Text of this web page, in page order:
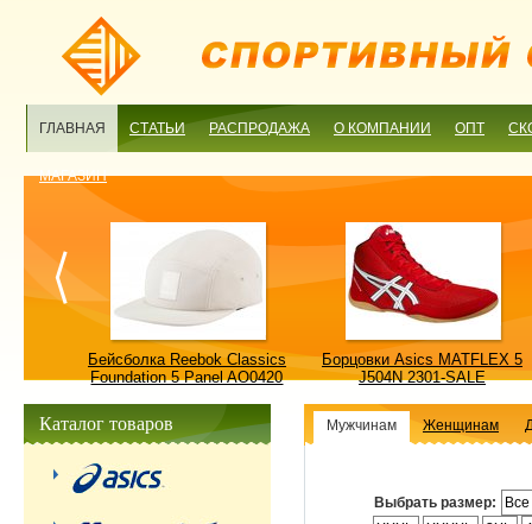
ГЛАВНАЯ СТАТЬИ РАСПРОДАЖА О КОМПАНИИ ОПТ
МАГАЗИН
Бейсболка Reebok Classics
Foundation 5 Panel AO0420
Борцовки Asics MATFLEX 5
J504N 2301-SALE
Мужчинам Женщинам
Выбрать размер:
Каталог товаров